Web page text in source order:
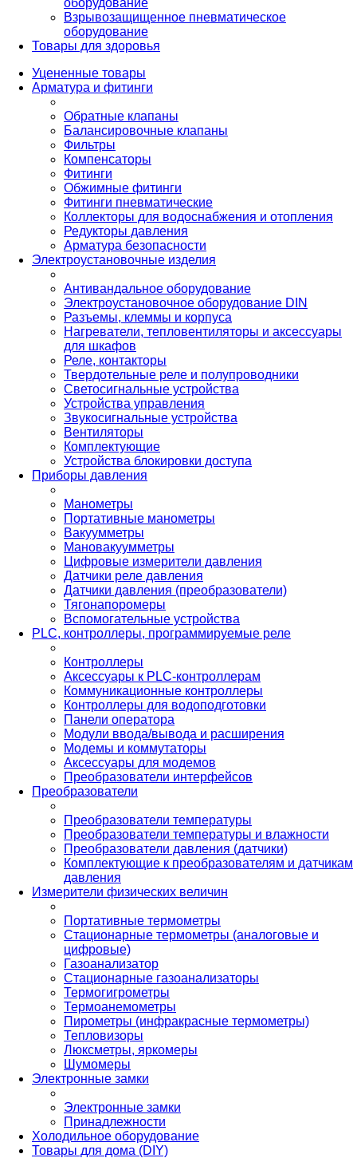
Взрывозащищенное пневматическое
оборудование
Товары для здоровья
Уцененные товары
Арматура и фитинги
Обратные клапаны
Балансировочные клапаны
Фильтры
Компенсаторы
Фитинги
Обжимные фитинги
Фитинги пневматические
Коллекторы для водоснабжения и отопления
Редукторы давления
Арматура безопасности
Электроустановочные изделия
Антивандальное оборудование
Электроустановочное оборудование DIN
Разъемы, клеммы и корпуса
Нагреватели, тепловентиляторы и аксессуары
для шкафов
Реле, контакторы
Твердотельные реле и полупроводники
Светосигнальные устройства
Устройства управления
Звукосигнальные устройства
Вентиляторы
Комплектующие
Устройства блокировки доступа
Приборы давления
Манометры
Портативные манометры
Вакуумметры
Мановакуумметры
Цифровые измерители давления
Датчики реле давления
Датчики давления (преобразователи)
Тягонапоромеры
Вспомогательные устройства
PLС, контроллеры, программируемые реле
Контроллеры
Аксессуары к PLC-контроллерам
Коммуникационные контроллеры
Контроллеры для водоподготовки
Панели оператора
Модули ввода/вывода и расширения
Модемы и коммутаторы
Аксессуары для модемов
Преобразователи интерфейсов
Преобразователи
Преобразователи температуры
Преобразователи температуры и влажности
Преобразователи давления (датчики)
Комплектующие к преобразователям и датчикам
давления
Измерители физических величин
Портативные термометры
Стационарные термометры (аналоговые и
цифровые)
Газоанализатор
Стационарные газоанализаторы
Термогигрометры
Термоанемометры
Пирометры (инфракрасные термометры)
Тепловизоры
Люксметры, яркомеры
Шумомеры
Электронные замки
Электронные замки
Принадлежности
Холодильное оборудование
Товары для дома (DIY)